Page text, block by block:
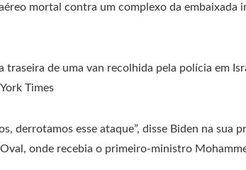
mortal contra um complexo da embaixada
traseira de uma van recolhida pela polícia em
Times
derrotamos esse ataque”, disse Biden na sua
onde recebia o primeiro-ministro